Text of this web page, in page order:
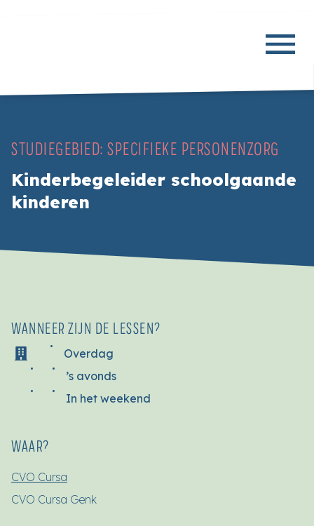
STUDIEGEBIED: SPECIFIEKE PERSONENZORG
Kinderbegeleider schoolgaande
kinderen
WANNEER ZIJN DE LESSEN?
Overdag
’s avonds
In het weekend
WAAR?
CVO Cursa
CVO Cursa Genk